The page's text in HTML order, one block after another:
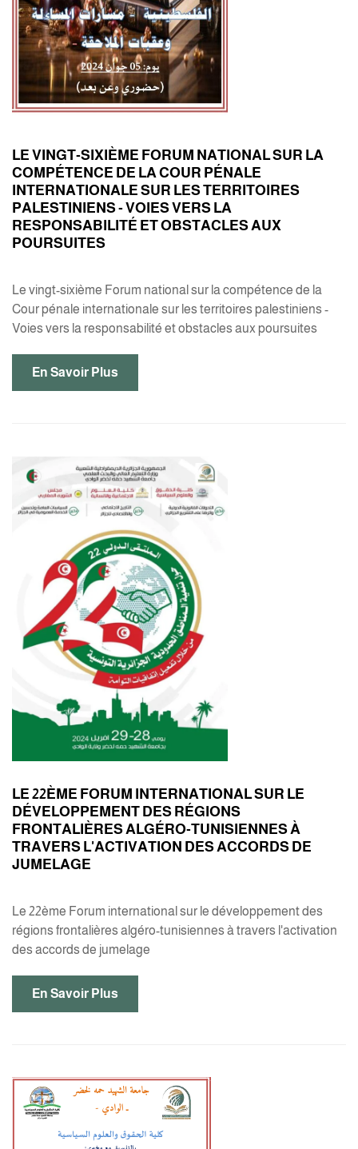
LE VINGT-SIXIÈME FORUM NATIONAL SUR LA
COMPÉTENCE DE LA COUR PÉNALE
INTERNATIONALE SUR LES TERRITOIRES
PALESTINIENS - VOIES VERS LA
RESPONSABILITÉ ET OBSTACLES AUX
POURSUITES
Le vingt-sixième Forum national sur la compétence de la
Cour pénale internationale sur les territoires palestiniens -
Voies vers la responsabilité et obstacles aux poursuites
En Savoir Plus
LE 22ÈME FORUM INTERNATIONAL SUR LE
DÉVELOPPEMENT DES RÉGIONS
FRONTALIÈRES ALGÉRO-TUNISIENNES À
TRAVERS L'ACTIVATION DES ACCORDS DE
JUMELAGE
Le 22ème Forum international sur le développement des
régions frontalières algéro-tunisiennes à travers l'activation
des accords de jumelage
En Savoir Plus